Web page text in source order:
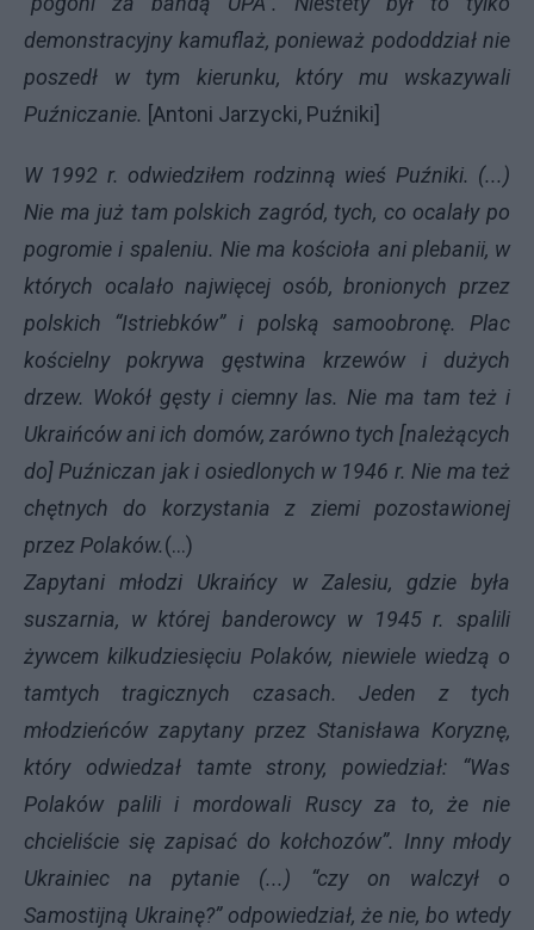
demonstracyjny kamuflaż, ponieważ pododdział nie
poszedł w tym kierunku, który mu wskazywali
Puźniczanie. [Antoni Jarzycki, Puźniki]
W 1992 r. odwiedziłem rodzinną wieś Puźniki. (...)
Nie ma już tam polskich zagród, tych, co ocalały po
pogromie i spaleniu. Nie ma kościoła ani plebanii, w
których ocalało najwięcej osób, bronionych przez
polskich “Istriebków” i polską samoobronę. Plac
kościelny pokrywa gęstwina krzewów i dużych
drzew. Wokół gęsty i ciemny las. Nie ma tam też i
Ukraińców ani ich domów, zarówno tych [należących
do] Puźniczan jak i osiedlonych w 1946 r. Nie ma też
chętnych do korzystania z ziemi pozostawionej
przez Polaków.(...)
Zapytani młodzi Ukraińcy w Zalesiu, gdzie była
suszarnia, w której banderowcy w 1945 r. spalili
żywcem kilkudziesięciu Polaków, niewiele wiedzą o
tamtych tragicznych czasach. Jeden z tych
młodzieńców zapytany przez Stanisława Koryznę,
który odwiedzał tamte strony, powiedział: “Was
Polaków palili i mordowali Ruscy za to, że nie
chcieliście się zapisać do kołchozów”. Inny młody
Ukrainiec na pytanie (...) “czy on walczył o
Samostijną Ukrainę?” odpowiedział, że nie, bo wtedy